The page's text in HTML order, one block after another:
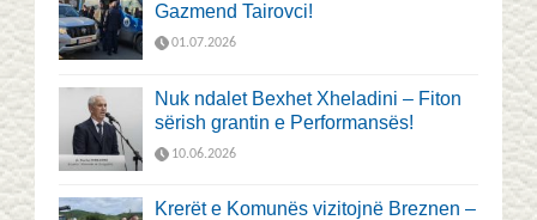
Gazmend Tairovci!
01.07.2026
Nuk ndalet Bexhet Xheladini – Fiton
sërish grantin e Performansës!
10.06.2026
Krerët e Komunës vizitojnë Breznen –